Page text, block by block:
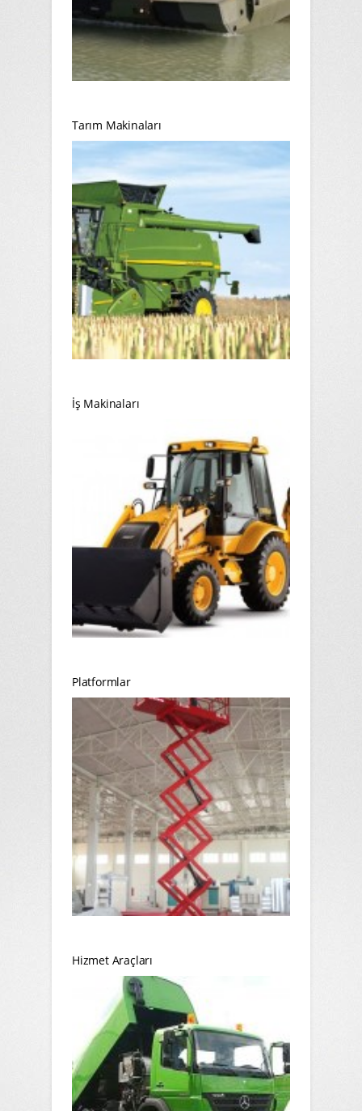
Tarım Makinaları
İş Makinaları
Platformlar
Hizmet Araçları